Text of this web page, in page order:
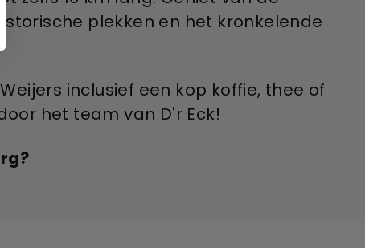
plekken en het kronkelende
inclusief een kop koffie, thee of
het team van D'r Eck!